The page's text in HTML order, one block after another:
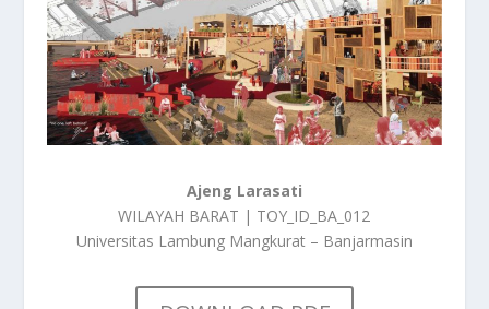
Ajeng Larasati
WILAYAH BARAT | TOY_ID_BA_012
Universitas Lambung Mangkurat – Banjarmasin